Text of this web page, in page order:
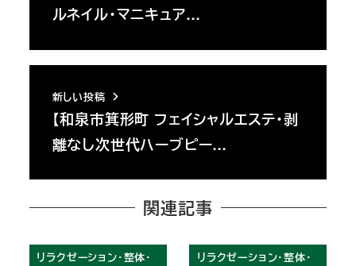
ルネイル・マニキュア…
新しい投稿
【和泉市箕形町 フェイシャルエステ・剥
離なし次世代ハーブピー…
関連記事
リラクゼーション・整体・
リラクゼーション・整体・